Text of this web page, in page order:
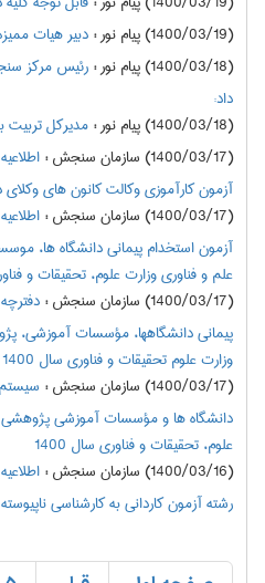
(1400/03/19) پیام نور
:دبیر هیات
(1400/03/18) پیام نور
:رئیس مرکز
داد:
(1400/03/18) پیام نور
:مدیرکل تربیت
(1400/03/17) سازمان سنجش
:
آزمون کارآموزی وکالت کانون های وکلای
(1400/03/17) سازمان سنجش
:
آزمون‌ استخدام پیمانی دانشگاه ها،
علم و فناوری وزارت علوم، تحقیقات و فناوری
(1400/03/17) سازمان سنجش
:
پيماني دانشگاهها، مؤسسات آموزشي،
وزارت علوم تحقيقات و فناوری سال 1400
(1400/03/17) سازمان سنجش
:
دانشگاه ها و مؤسسات آموزشي پژوهشي
علوم، تحقيقات و فناوری سال 1400
(1400/03/16) سازمان سنجش
:
رشته آزمون كارداني به كارشناسي ناپيوسته